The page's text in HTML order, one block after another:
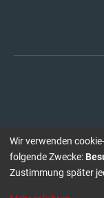
Wir verwenden
folgende Zwecke:
Zustimmung später